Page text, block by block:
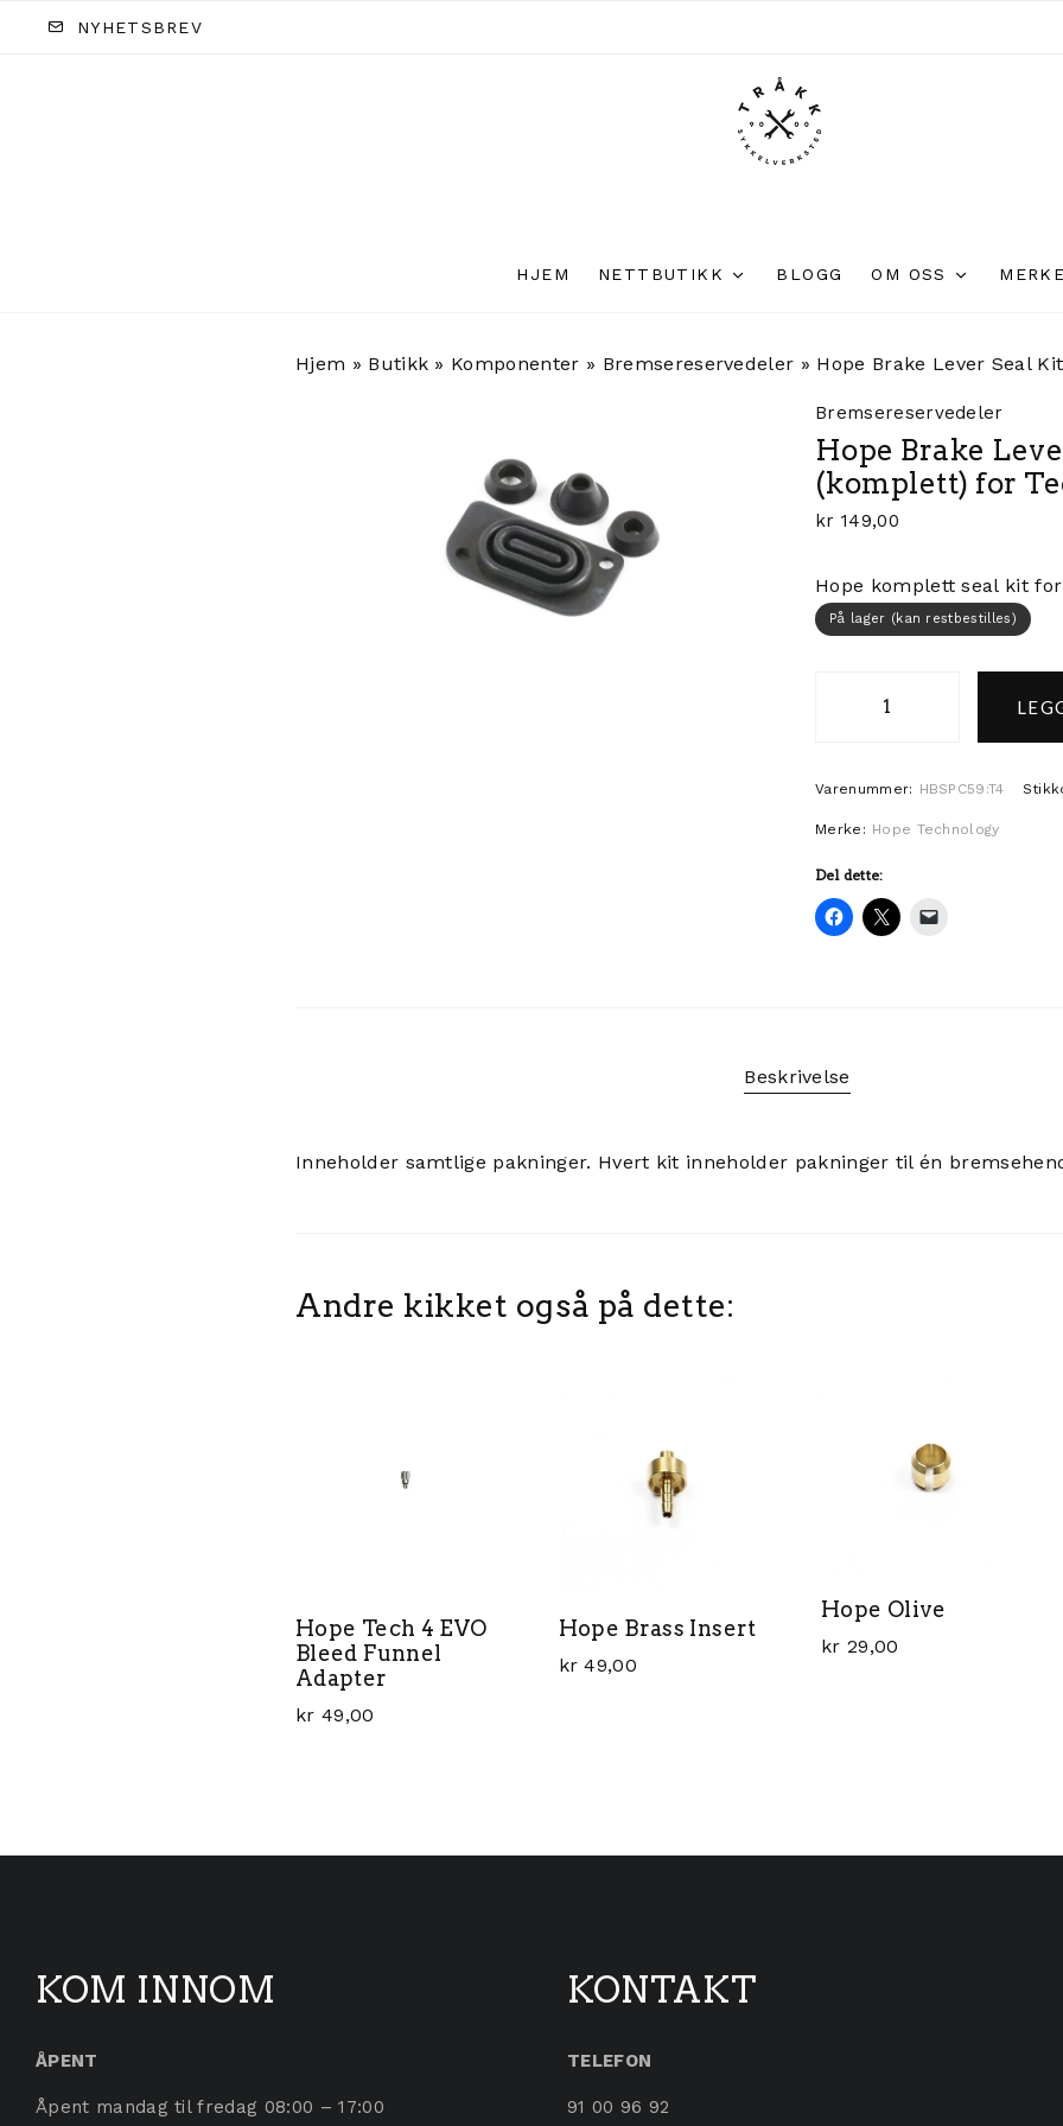
NYHETSBREV
HJEM NETTBUTIKK BLOGG OM OSS
Hjem » Butikk » Komponenter » Bremsereservedeler » Hope Brake Lever Seal
Bremsereservedeler
Hope Brake
(komplett) for
kr 149,00
Hope komplett seal kit
På lager (kan restbestilles)
Hope Brake Lever
Varenummer: HBSPC59:T4
Merke: Hope Technology
Del dette:
Beskrivelse
Inneholder samtlige pakninger. Hvert kit inneholder pakninger til én
Andre kikket også på dette:
Hope Tech 4 EVO
Bleed Funnel
Adapter
kr 49,00
Hope Brass Insert
kr 49,00
Hope Olive
kr 29,00
KOM INNOM
ÅPENT
Åpent mandag til fredag 08:00 – 17:00
KONTAKT
TELEFON
91 00 96 92